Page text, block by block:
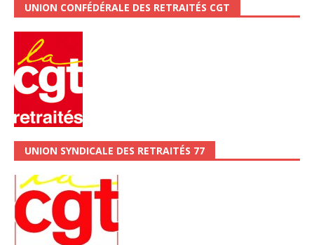
UNION CONFÉDÉRALE DES RETRAITÉS CGT
UNION SYNDICALE DES RETRAITÉS 77